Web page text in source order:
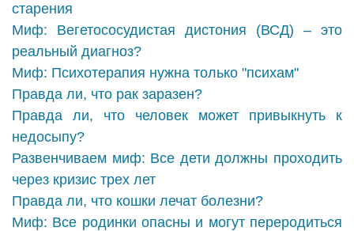
старения
Миф: Вегетососудистая дистония (ВСД) – это
реальный диагноз?
Миф: Психотерапия нужна только "психам"
Правда ли, что рак заразен?
Правда ли, что человек может привыкнуть к
недосыпу?
Развенчиваем миф: Все дети должны проходить
через кризис трех лет
Правда ли, что кошки лечат болезни?
Миф: Все родинки опасны и могут переродиться